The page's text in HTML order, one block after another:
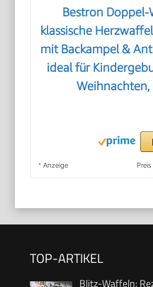
Bestron
klassische
mit Backampel &
ideal für
Weihnachten,
* Anzeige
TOP-ARTIKEL
Blitz-Waffeln: